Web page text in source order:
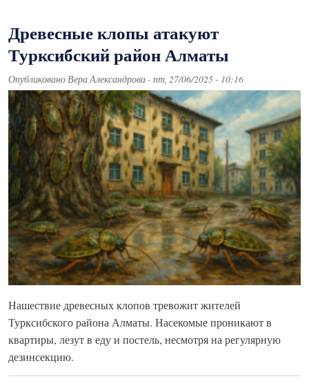
Древесные клопы атакуют
Турксибский район Алматы
Опубликовано Вера Александрова- пт, 27/06/2025 - 10:16
Нашествие древесных клопов тревожит жителей
Турксибского района Алматы. Насекомые проникают в
квартиры, лезут в еду и постель, несмотря на регулярную
дезинсекцию.